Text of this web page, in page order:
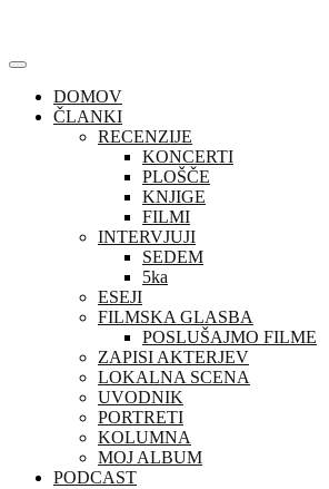
content
DOMOV
ČLANKI
RECENZIJE
KONCERTI
PLOŠČE
KNJIGE
FILMI
INTERVJUJI
SEDEM
5ka
ESEJI
FILMSKA GLASBA
POSLUŠAJMO FILME
ZAPISI AKTERJEV
LOKALNA SCENA
UVODNIK
PORTRETI
KOLUMNA
MOJ ALBUM
PODCAST